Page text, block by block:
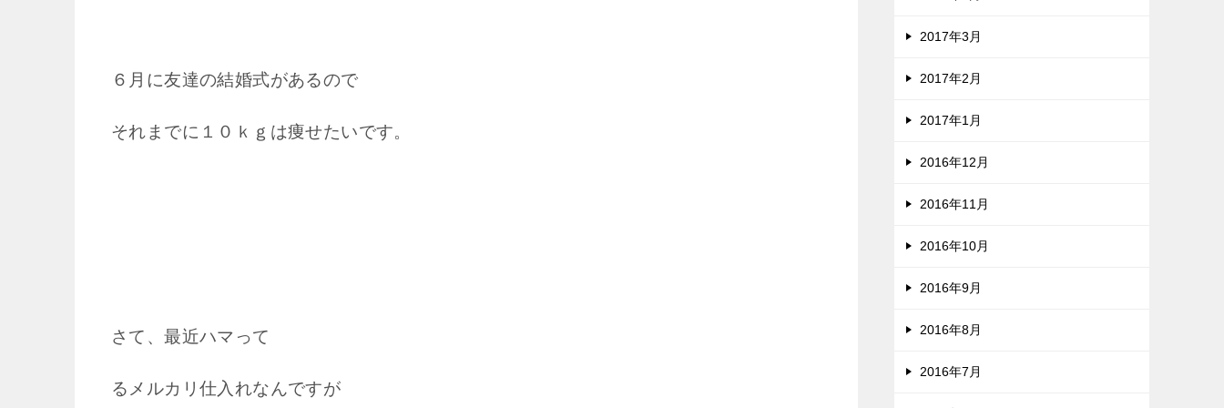
６月に友達の結婚式があるので
それまでに１０ｋｇは痩せたいです。
さて、最近ハマって
るメルカリ仕入れなんですが
2017年3月
2017年2月
2017年1月
2016年12月
2016年11月
2016年10月
2016年9月
2016年8月
2016年7月